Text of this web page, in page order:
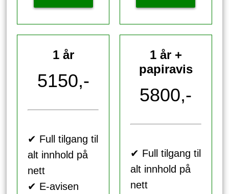
1 år
5150,-
✔ Full tilgang til
alt innhold på
nett
✔ E-avisen
1 år +
papiravis
5800,-
✔ Full tilgang til
alt innhold på
nett